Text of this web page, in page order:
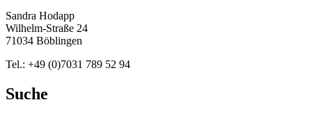
Sandra Hodapp
Wilhelm-Straße 24
71034 Böblingen
Tel.: +49 (0)7031 789 52 94
Suche